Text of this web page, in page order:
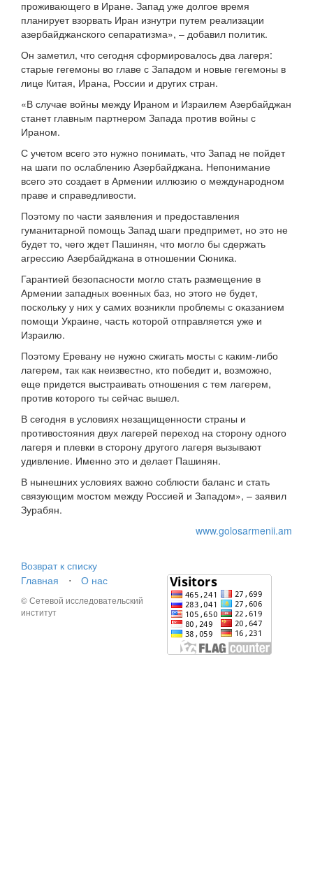
проживающего в Иране. Запад уже долгое время
планирует взорвать Иран изнутри путем реализации
азербайджанского сепаратизма», – добавил политик.
Он заметил, что сегодня сформировалось два лагеря:
старые гегемоны во главе с Западом и новые гегемоны в
лице Китая, Ирана, России и других стран.
«В случае войны между Ираном и Израилем Азербайджан
станет главным партнером Запада против войны с
Ираном.
С учетом всего это нужно понимать, что Запад не пойдет
на шаги по ослаблению Азербайджана. Непонимание
всего это создает в Армении иллюзию о международном
праве и справедливости.
Поэтому по части заявления и предоставления
гуманитарной помощь Запад шаги предпримет, но это не
будет то, чего ждет Пашинян, что могло бы сдержать
агрессию Азербайджана в отношении Сюника.
Гарантией безопасности могло стать размещение в
Армении западных военных баз, но этого не будет,
поскольку у них у самих возникли проблемы с оказанием
помощи Украине, часть которой отправляется уже и
Израилю.
Поэтому Еревану не нужно сжигать мосты с каким-либо
лагерем, так как неизвестно, кто победит и, возможно,
еще придется выстраивать отношения с тем лагерем,
против которого ты сейчас вышел.
В сегодня в условиях незащищенности страны и
противостояния двух лагерей переход на сторону одного
лагеря и плевки в сторону другого лагеря вызывают
удивление. Именно это и делает Пашинян.
В нынешних условиях важно соблюсти баланс и стать
связующим мостом между Россией и Западом», – заявил
Зурабян.
www.golosarmenii.am
Возврат к списку
Главная
⋅ О нас
© Сетевой исследовательский
институт